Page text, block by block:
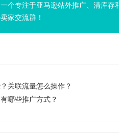
个专注于亚马逊站外推广、清库存
家交流群！
关联流量怎么操作？
哪些推广方式？